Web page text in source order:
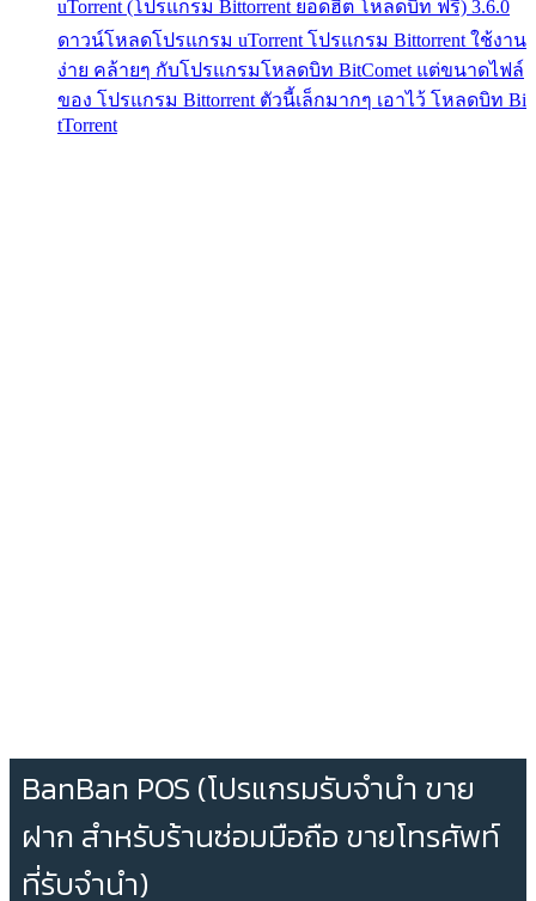
uTorrent (โปรแกรม Bittorrent ยอดฮิต โหลดบิท ฟรี) 3.6.0
ดาวน์โหลดโปรแกรม uTorrent โปรแกรม Bittorrent ใช้งาน
ง่าย คล้ายๆ กับโปรแกรมโหลดบิท BitComet แต่ขนาดไฟล์
ของ โปรแกรม Bittorrent ตัวนี้เล็กมากๆ เอาไว้ โหลดบิท Bi
tTorrent
BanBan POS (โปรแกรมรับจำนำ ขาย
ฝาก สำหรับร้านซ่อมมือถือ ขายโทรศัพท์
ที่รับจำนำ)